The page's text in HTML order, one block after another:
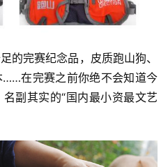
的完赛纪念品，皮质跑山狗、
在完赛之前你绝不会知道今
副其实的“国内最小资最文艺